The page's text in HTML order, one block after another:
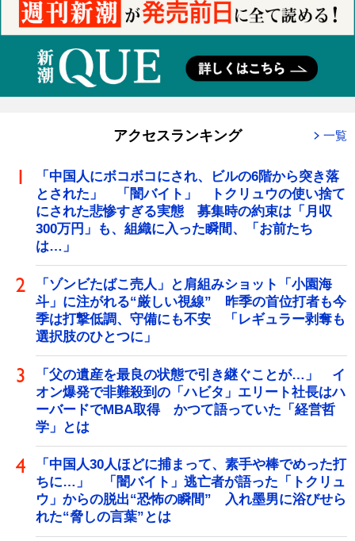
アクセスランキング 一覧
「中国人にボコボコにされ、ビルの6階から突き落
とされた」 「闇バイト」 トクリュウの使い捨て
にされた悲惨すぎる実態 募集時の約束は「月収
300万円」も、組織に入った瞬間、「お前たち
は…」
「ゾンビたばこ売人」と肩組みショット「小園海
斗」に注がれる“厳しい視線” 昨季の首位打者も今
季は打撃低調、守備にも不安 「レギュラー剥奪も
選択肢のひとつに」
「父の遺産を最良の状態で引き継ぐことが…」 イ
オン爆発で非難殺到の「ハビタ」エリート社長はハ
ーバードでMBA取得 かつて語っていた「経営哲
学」とは
「中国人30人ほどに捕まって、素手や棒でめった打
ちに…」 「闇バイト」逃亡者が語った「トクリュ
ウ」からの脱出“恐怖の瞬間” 入れ墨男に浴びせら
れた“脅しの言葉”とは